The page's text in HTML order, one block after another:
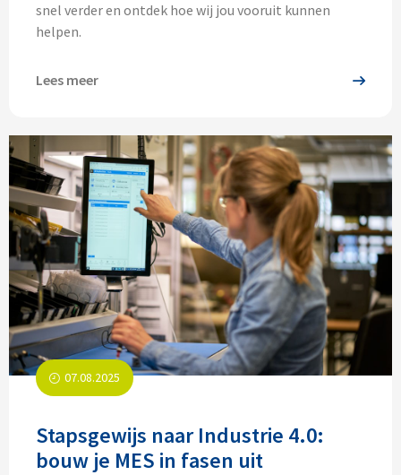
snel verder en ontdek hoe wij jou vooruit kunnen
helpen.
Lees meer
07.08.2025
Stapsgewijs naar Industrie 4.0:
bouw je MES in fasen uit